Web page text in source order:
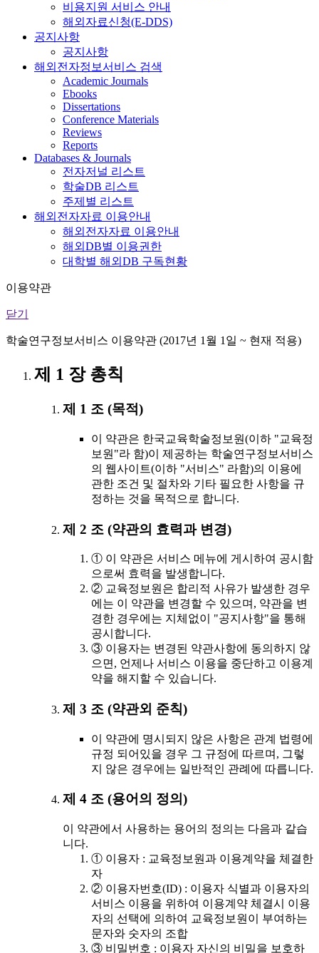
비용지원 서비스 안내
해외자료신청(E-DDS)
공지사항
공지사항
해외전자정보서비스 검색
Academic Journals
Ebooks
Dissertations
Conference Materials
Reviews
Reports
Databases & Journals
전자저널 리스트
학술DB 리스트
주제별 리스트
해외전자자료 이용안내
해외전자자료 이용안내
해외DB별 이용권한
대학별 해외DB 구독현황
이용약관
닫기
학술연구정보서비스 이용약관 (2017년 1월 1일 ~ 현재 적용)
제 1 장 총칙
제 1 조 (목적)
이 약관은 한국교육학술정보원(이하 "교육정
보원"라 함)이 제공하는 학술연구정보서비스
의 웹사이트(이하 "서비스" 라함)의 이용에
관한 조건 및 절차와 기타 필요한 사항을 규
정하는 것을 목적으로 합니다.
제 2 조 (약관의 효력과 변경)
① 이 약관은 서비스 메뉴에 게시하여 공시함
으로써 효력을 발생합니다.
② 교육정보원은 합리적 사유가 발생한 경우
에는 이 약관을 변경할 수 있으며, 약관을 변
경한 경우에는 지체없이 "공지사항"을 통해
공시합니다.
③ 이용자는 변경된 약관사항에 동의하지 않
으면, 언제나 서비스 이용을 중단하고 이용계
약을 해지할 수 있습니다.
제 3 조 (약관외 준칙)
이 약관에 명시되지 않은 사항은 관계 법령에
규정 되어있을 경우 그 규정에 따르며, 그렇
지 않은 경우에는 일반적인 관례에 따릅니다.
제 4 조 (용어의 정의)
이 약관에서 사용하는 용어의 정의는 다음과 같습
니다.
① 이용자 : 교육정보원과 이용계약을 체결한
자
② 이용자번호(ID) : 이용자 식별과 이용자의
서비스 이용을 위하여 이용계약 체결시 이용
자의 선택에 의하여 교육정보원이 부여하는
문자와 숫자의 조합
③ 비밀번호 : 이용자 자신의 비밀을 보호하